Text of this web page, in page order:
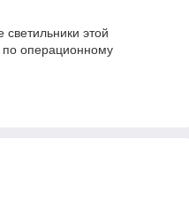
этой
операционному